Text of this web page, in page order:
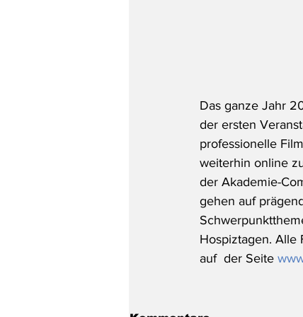
Das ganze Jahr
der ersten
professionelle
weiterhin online
der Akademie-
gehen auf
Hospiztagen. Alle
auf  der Seite